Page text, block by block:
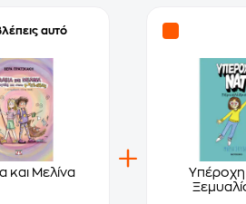
αυτό
και Μελίνα
Υπέροχη